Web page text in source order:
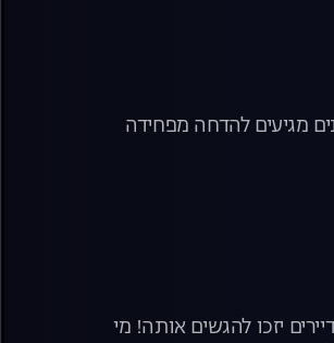
הדייר האחרון! הערב, משדר הדחה שבו 7 דיירים אחרונים מגיעים להדחה מפחידה
יזכו להגשים אותה! מי